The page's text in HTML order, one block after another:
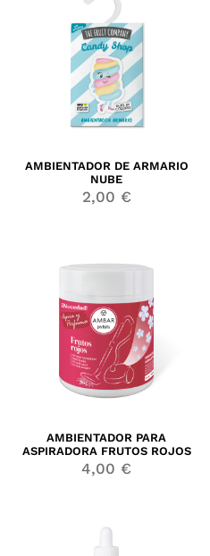
AMBIENTADOR DE ARMARIO
NUBE
2,00 €
AMBIENTADOR PARA
ASPIRADORA FRUTOS ROJOS
4,00 €